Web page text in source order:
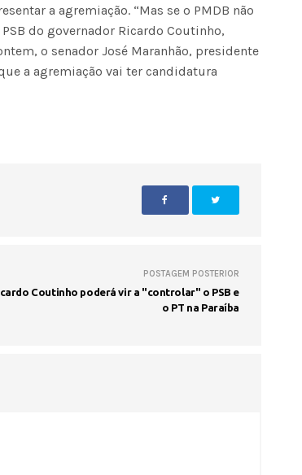
a agremiação. “Mas se o PMDB não
do governador Ricardo Coutinho,
o senador José Maranhão, presidente
a agremiação vai ter candidatura
POSTAGEM POSTERIOR
Coutinho poderá vir a "controlar" o PSB e
o PT na Paraíba
Seinfra realiza serviços de tapa-
buraco em quase 50 bairros nesta